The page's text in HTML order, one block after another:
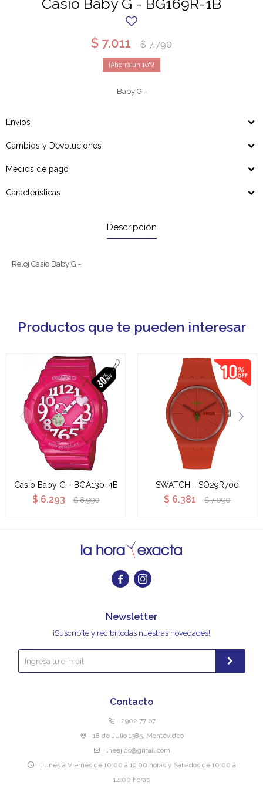
Casio Baby G - BG169R-1B
$ 7.011 $ 7.790
10
Baby G -
Envíos
Cambios y Devoluciones
Medios de pago
Características
Descripción
Reloj Casio Baby G -
Productos que te pueden interesar
Casio Baby G - BGA130-4B
$ 6.293 $ 8.990
SWATCH - SO29R700
$ 6.381 $ 7.090
 
Contacto
2902 77 67
18 de Julio 1385, Montevideo
lheejido@gmail.com
Lunes a Viernes de 10:00 a 19:00 horas y Sábados de 10:00 a
14:00 horas
Newsletter
¡Suscribite y recibí todas nuestras novedades!